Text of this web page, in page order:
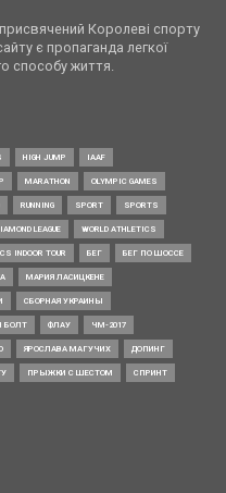
Королеві спорту
є пропаганда легкої
способу життя.
HIGH JUMP IAAF
MARATHON OLYMPIC GAMES
RUNNING SPORT SPORTS
LEAGUE WORLD ATHLETICS
INDOOR TOUR БЕГ БЕГ ПО ШОССЕ
МАРИЯ ЛАСИЦКЕНЕ
СБОРНАЯ УКРАИНЫ
БОЛТ ФЛАУ ЧМ-2017
ЯРОСЛАВА МАГУЧИХ ДОПИНГ
ПРЫЖКИ С ШЕСТОМ СПРИНТ